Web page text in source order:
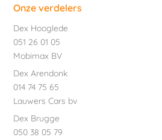
Onze verdelers
Dex Hooglede
051 26 01 05
Mobimax BV
Dex Arendonk
014 74 75 65
Lauwers Cars bv
Dex Brugge
050 38 05 79